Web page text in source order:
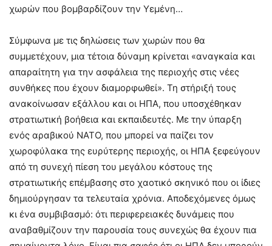
χωρών που βομβαρδίζουν την Υεμένη…
Σύμφωνα με τις δηλώσεις των χωρών που θα
συμμετέχουν, μια τέτοια δύναμη κρίνεται «αναγκαία και
απαραίτητη για την ασφάλεια της περιοχής στις νέες
συνθήκες που έχουν διαμορφωθεί». Τη στήριξή τους
ανακοίνωσαν εξάλλου και οι ΗΠΑ, που υποσχέθηκαν
στρατιωτική βοήθεια και εκπαιδευτές. Με την ύπαρξη
ενός αραβικού ΝΑΤΟ, που μπορεί να παίζει τον
χωροφύλακα της ευρύτερης περιοχής, οι ΗΠΑ ξεφεύγουν
από τη συνεχή πίεση του μεγάλου κόστους της
στρατιωτικής επέμβασης στο χαοτικό σκηνικό που οι ίδιες
δημιούργησαν τα τελευταία χρόνια. Αποδεχόμενες όμως
κι ένα συμβιβασμό: ότι περιφερειακές δυνάμεις που
αναβαθμίζουν την παρουσία τους συνεχώς θα έχουν πια